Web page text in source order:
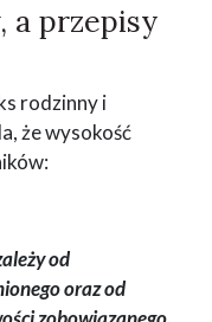
a przepisy
rodzinny i
że wysokość
od
oraz od